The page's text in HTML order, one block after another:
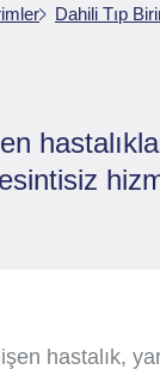
Dahili Tıp
hastalık,